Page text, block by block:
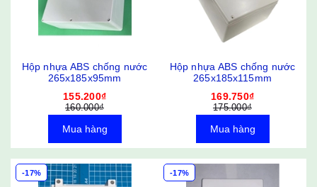
Hộp nhựa ABS chống nước
265x185x95mm
155.200₫
160.000₫
Mua hàng
Hộp nhựa ABS chống nước
265x185x115mm
169.750₫
175.000₫
Mua hàng
-17% -17%